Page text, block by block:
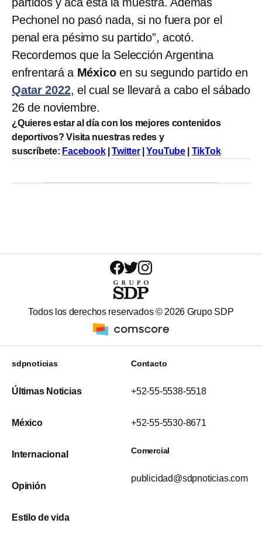
Pechonel no pasó nada, si no fuera por el
penal era pésimo su partido”, acotó.
Recordemos que la Selección Argentina
enfrentará a Méxicoen su segundo partido en
Qatar 2022, el cual se llevará a cabo el sábado
26 de noviembre.
¿Quieres estar al día con los mejores contenidos
deportivos? Visita nuestras redes y
suscríbete: Facebook|Twitter|YouTube TikTok
Todos los derechos reservados © 2026 Grupo SDP
sdpnoticias
Últimas Noticias
México
Internacional
Opinión
Estilo de vida
Contacto
+52-55-5538-5518
+52-55-5530-8671
Comercial
publicidad@sdpnoticias.com